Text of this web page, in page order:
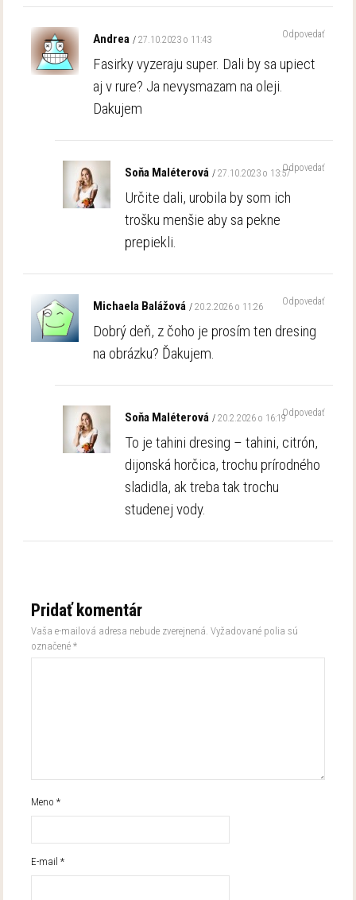
Andrea 27.10.2023 o 11:43
Fasirky vyzeraju super. Dali by sa upiect
aj v rure? Ja nevysmazam na oleji.
Dakujem
Odpovedať
Soňa Maléterová 27.10.2023 o 13:57
Určite dali, urobila by som ich
trošku menšie aby sa pekne
prepiekli.
Odpovedať
Michaela Balážová 20.2.2026 o 11:26
Dobrý deň, z čoho je prosím ten dresing
na obrázku? Ďakujem.
Odpovedať
Soňa Maléterová 20.2.2026 o 16:19
To je tahini dresing – tahini, citrón,
dijonská horčica, trochu prírodného
sladidla, ak treba tak trochu
studenej vody.
Odpovedať
Pridať komentár
Vaša e-mailová adresa nebude zverejnená. Vyžadované polia sú
označené*
Meno*
E-mail*